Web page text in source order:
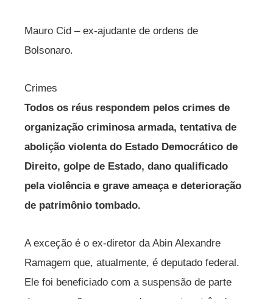
Mauro Cid – ex-ajudante de ordens de
Bolsonaro.
Crimes
Todos os réus respondem pelos crimes de
organização criminosa armada, tentativa de
abolição violenta do Estado Democrático de
Direito, golpe de Estado, dano qualificado
pela violência e grave ameaça e deterioração
de patrimônio tombado.
A exceção é o ex-diretor da Abin Alexandre
Ramagem que, atualmente, é deputado federal.
Ele foi beneficiado com a suspensão de parte